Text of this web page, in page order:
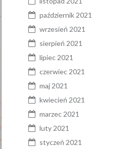
październik 2021
wrzesień 2021
sierpień 2021
lipiec 2021
czerwiec 2021
maj 2021
kwiecień 2021
marzec 2021
luty 2021
styczeń 2021